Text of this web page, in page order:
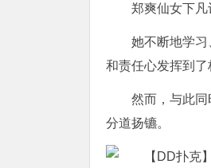
郑爽仙女下
她不断地学
和责任心发挥到了
然而，与此
分道扬镳。